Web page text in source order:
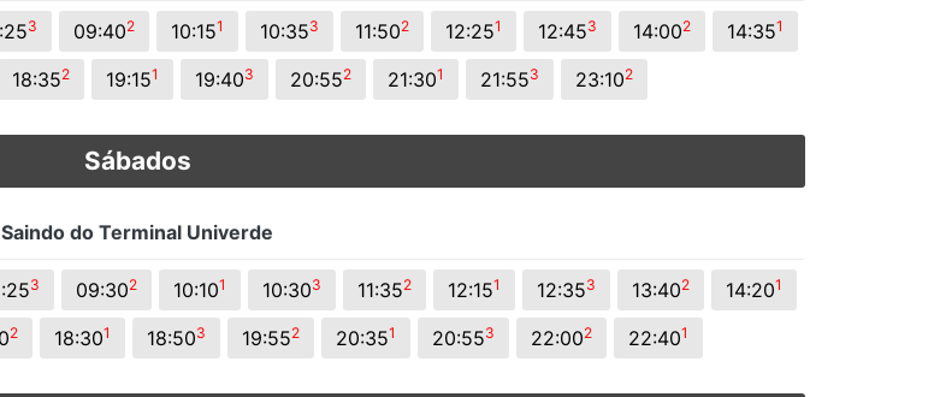
3 09:402 10:151 10:353 11:502 12:251 12:453 14:002 14:351
18:352 19:151 19:403 20:552 21:301 21:553 23:102
Sábados
Saindo do Terminal Univerde
3 09:302 10:101 10:303 11:352 12:151 12:353 13:402 14:201
2 18:301 18:503 19:552 20:351 20:553 22:002 22:401